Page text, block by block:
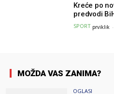
Kreće po
predvodi
Parizu
SPORT prviklik -
MOŽDA VAS ZANIMA?
OGLASI